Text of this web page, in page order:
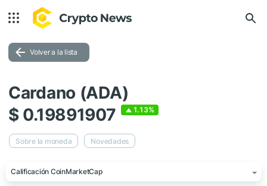
Volver a la lista
Cardano (ADA)
$ 0.19891907
1.13%
Sobre la moneda Novedades
Calificación CoinMarketCap